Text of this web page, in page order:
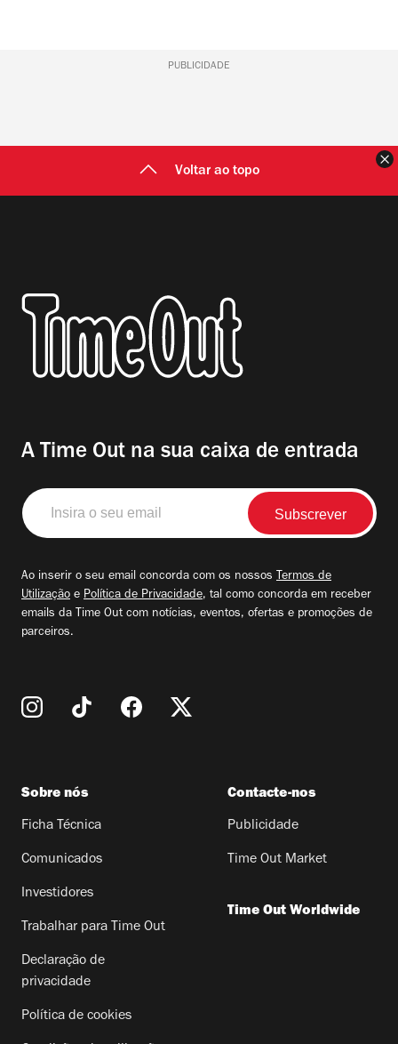
PUBLICIDADE
Voltar ao topo
A Time Out na sua caixa de entrada
Insira
o
seu
Ao inserir o seu email concorda com os nossos Termos de
Utilização e Política de Privacidade, tal como concorda em receber
emails da Time Out com notícias, eventos, ofertas e promoções de
parceiros.
Sobre nós
Ficha Técnica
Comunicados
Investidores
Trabalhar para Time Out
Declaração de
privacidade
Política de cookies
Contacte-nos
Publicidade
Time Out Market
Time Out Worldwide